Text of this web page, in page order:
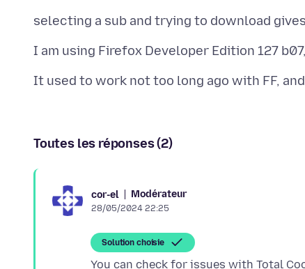
Toutes les réponses (2)
cor-el Modérateur
28/05/2024 22:25
Solution choisie